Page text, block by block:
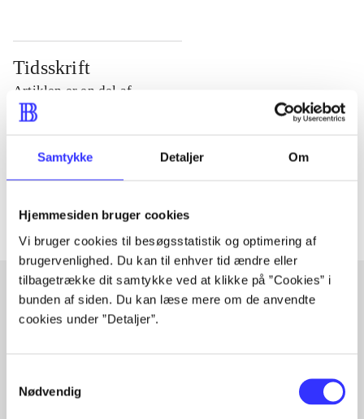
Samtykke Detaljer Om
Hjemmesiden bruger cookies
Vi bruger cookies til besøgsstatistik og optimering af
brugervenlighed. Du kan til enhver tid ændre eller
tilbagetrække dit samtykke ved at klikke på ”Cookies” i
bunden af siden. Du kan læse mere om de anvendte
cookies under ”Detaljer”.
Nødvendig
Tidsskrift
Artiklen er en del af
Tidsskrift
Artiklerne ihandler ofte om
Artikler med samme emner